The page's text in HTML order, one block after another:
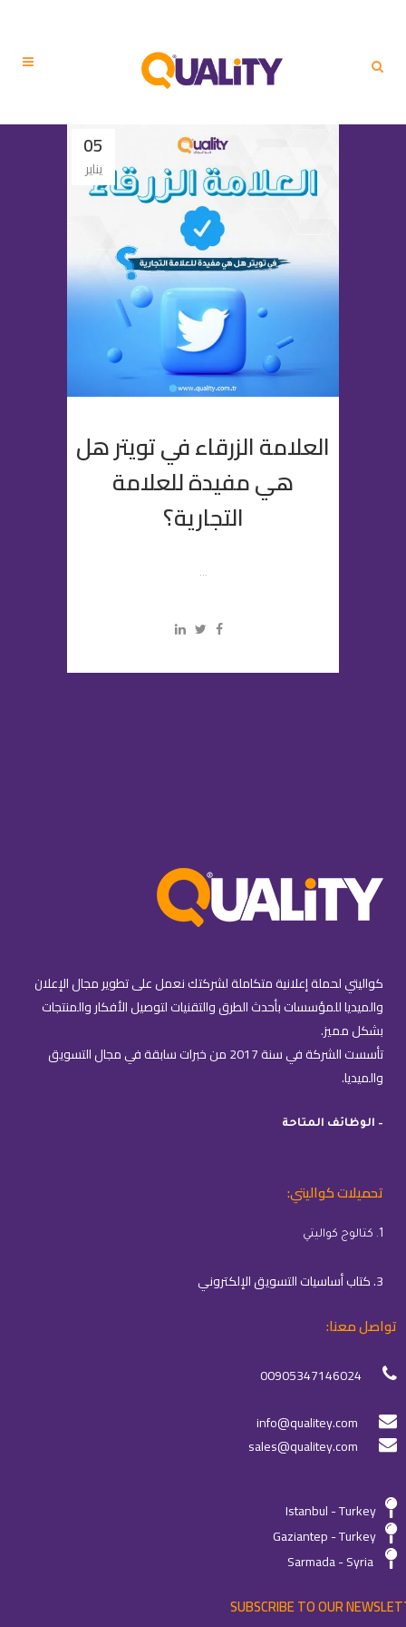
05
يناير
العلامة الزرقاء في تويتر هل
هي مفيدة للعلامة
التجارية؟
...
كواليتي لحملة إعلانية متكاملة لشركتك نعمل على تطوير مجال الإعلان
والميديا للمؤسسات بأحدث الطرق والتقنيات لتوصيل الأفكار والمنتجات
بشكل مميز.
تأسست الشركة في سنة 2017 من خبرات سابقة في مجال التسويق
والميديا.
– الوظائف المتاحة
تحميلات كواليتي:
1. كتالوج كواليتي
3. كتاب أساسيات التسويق الإلكتروني
تواصل معنا:
00905347146024
info@qualitey.com
sales@qualitey.com
Istanbul - Turkey
Gaziantep - Turkey
Sarmada - Syria
SUBSCRIBE TO OUR